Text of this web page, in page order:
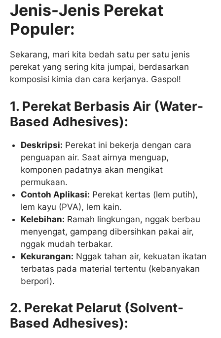
Jenis-Jenis Perekat
Populer:
Sekarang, mari kita bedah satu per satu jenis
perekat yang sering kita jumpai, berdasarkan
komposisi kimia dan cara kerjanya. Gaspol!
1. Perekat Berbasis Air (Water-
Based Adhesives):
Deskripsi: Perekat ini bekerja dengan cara
penguapan air. Saat airnya menguap,
komponen padatnya akan mengikat
permukaan.
Contoh Aplikasi: Perekat kertas (lem putih),
lem kayu (PVA), lem kain.
Kelebihan: Ramah lingkungan, nggak berbau
menyengat, gampang dibersihkan pakai air,
nggak mudah terbakar.
Kekurangan: Nggak tahan air, kekuatan ikatan
terbatas pada material tertentu (kebanyakan
berpori).
2. Perekat Pelarut (Solvent-
Based Adhesives):